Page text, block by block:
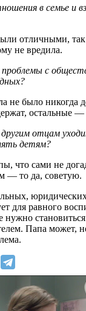
в семье и
отличными,
не вредила.
с
не было никогда
остальные —
отцам
детям?
что сами не
— то да, советую.
для равного
нужно
Папа может,